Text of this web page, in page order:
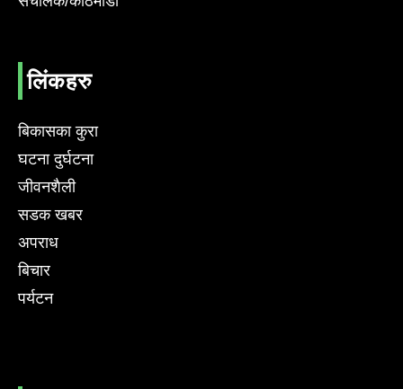
लिंकहरु
बिकासका कुरा
घटना दुर्घटना
जीवनशैली
सडक खबर
अपराध
बिचार
पर्यटन